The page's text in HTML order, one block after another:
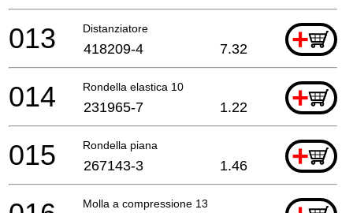
Distanziatore +
013 418209-4 7.32
Rondella elastica 10 +
014 231965-7 1.22
Rondella piana +
015 267143-3 1.46
Molla a compressione 13